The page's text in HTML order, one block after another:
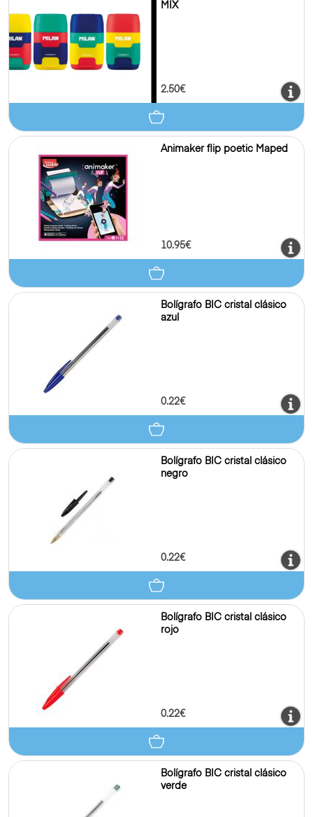
MIX
2.50€
Animaker flip poetic Maped
10.95€
Bolígrafo BIC cristal clásico
azul
0.22€
Bolígrafo BIC cristal clásico
negro
0.22€
Bolígrafo BIC cristal clásico
rojo
0.22€
Bolígrafo BIC cristal clásico
verde